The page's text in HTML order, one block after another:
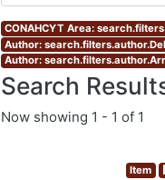
CONAHCYT Area:
Author:
Author:
Search
Now showing 1 - 1 of 1
Item